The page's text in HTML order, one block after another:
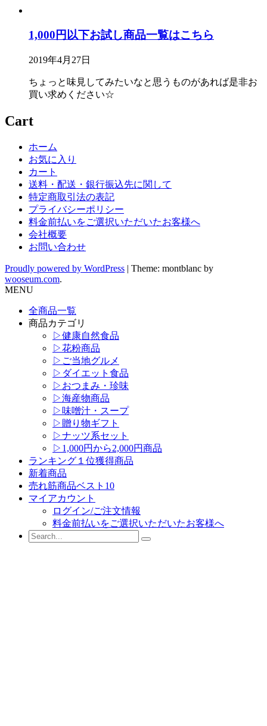
1,000円以下お試し商品一覧はこちら
2019年4月27日
ちょっと味見してみたいなと思うものがあれば是非お
買い求めください☆
Cart
ホーム
お気に入り
カート
送料・配送・銀行振込先に関して
特定商取引法の表記
プライバシーポリシー
料金前払いをご選択いただいたお客様へ
会社概要
お問い合わせ
Proudly powered by WordPress | Theme: montblanc by
wooseum.com.
MENU
全商品一覧
商品カテゴリ
▷健康自然食品
▷花粉商品
▷ご当地グルメ
▷ダイエット食品
▷おつまみ・珍味
▷海産物商品
▷味噌汁・スープ
▷贈り物ギフト
▷ナッツ系セット
▷1,000円から2,000円商品
ランキング１位獲得商品
新着商品
売れ筋商品ベスト10
マイアカウント
ログイン/ご注文情報
料金前払いをご選択いただいたお客様へ